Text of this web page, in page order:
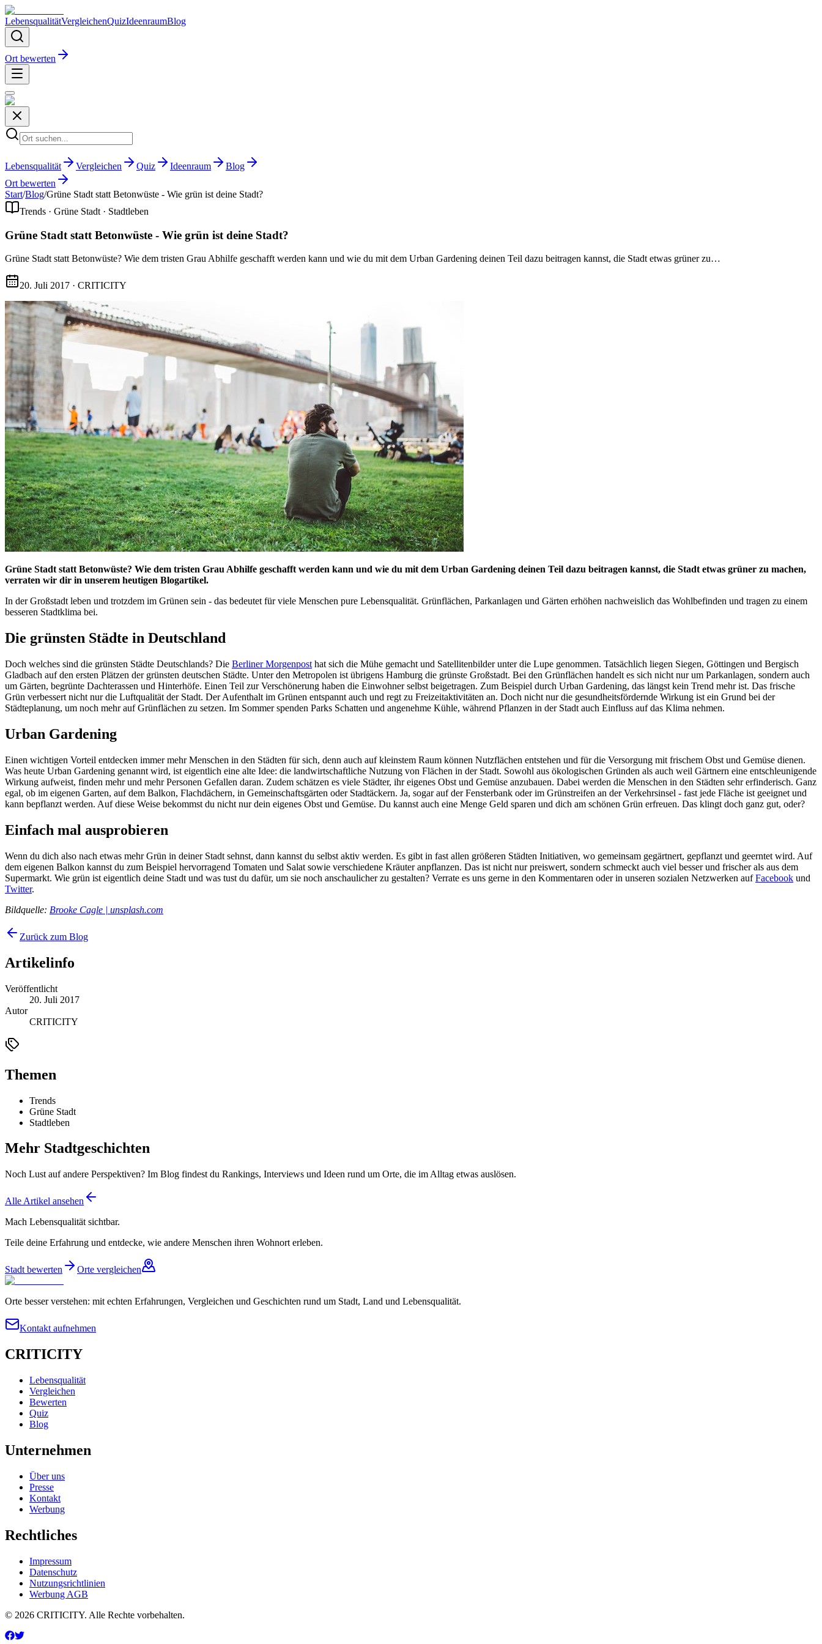
LebensqualitätVergleichenQuizIdeenraumBlog
Ort bewerten
Lebensqualität Vergleichen Quiz Ideenraum
Blog
Ort bewerten
Start/Blog/Grüne Stadt statt Betonwüste - Wie grün ist deine Stadt?
Trends · Grüne Stadt · Stadtleben
Grüne Stadt statt Betonwüste - Wie grün ist deine Stadt?
Grüne Stadt statt Betonwüste? Wie dem tristen Grau Abhilfe geschafft werden kann und wie du mit dem Urban Gardening deinen Teil dazu beitragen kannst, die Stadt etwas grüner zu…
20. Juli 2017 · CRITICITY
Grüne Stadt statt Betonwüste? Wie dem tristen Grau Abhilfe geschafft werden kann und wie du mit dem Urban Gardening deinen Teil dazu beitragen kannst, die Stadt etwas grüner zu machen,
verraten wir dir in unserem heutigen Blogartikel.
In der Großstadt leben und trotzdem im Grünen sein - das bedeutet für viele Menschen pure Lebensqualität. Grünflächen, Parkanlagen und Gärten erhöhen nachweislich das Wohlbefinden und tragen zu einem
besseren Stadtklima bei.
Die grünsten Städte in Deutschland
Doch welches sind die grünsten Städte Deutschlands? Die Berliner Morgenpost hat sich die Mühe gemacht und Satellitenbilder unter die Lupe genommen. Tatsächlich liegen Siegen, Göttingen und Bergisch
Gladbach auf den ersten Plätzen der grünsten deutschen Städte. Unter den Metropolen ist übrigens Hamburg die grünste Großstadt. Bei den Grünflächen handelt es sich nicht nur um Parkanlagen, sondern auch
um Gärten, begrünte Dachterassen und Hinterhöfe. Einen Teil zur Verschönerung haben die Einwohner selbst beigetragen. Zum Beispiel durch Urban Gardening, das längst kein Trend mehr ist. Das frische
Grün verbessert nicht nur die Luftqualität der Stadt. Der Aufenthalt im Grünen entspannt auch und regt zu Freizeitaktivitäten an. Doch nicht nur die gesundheitsfördernde Wirkung ist ein Grund bei der
Städteplanung, um noch mehr auf Grünflächen zu setzen. Im Sommer spenden Parks Schatten und angenehme Kühle, während Pflanzen in der Stadt auch Einfluss auf das Klima nehmen.
Urban Gardening
Einen wichtigen Vorteil entdecken immer mehr Menschen in den Städten für sich, denn auch auf kleinstem Raum können Nutzflächen entstehen und für die Versorgung mit frischem Obst und Gemüse dienen.
Was heute Urban Gardening genannt wird, ist eigentlich eine alte Idee: die landwirtschaftliche Nutzung von Flächen in der Stadt. Sowohl aus ökologischen Gründen als auch weil Gärtnern eine entschleunigende
Wirkung aufweist, finden mehr und mehr Personen Gefallen daran. Zudem schätzen es viele Städter, ihr eigenes Obst und Gemüse anzubauen. Dabei werden die Menschen in den Städten sehr erfinderisch. Ganz
egal, ob im eigenen Garten, auf dem Balkon, Flachdächern, in Gemeinschaftsgärten oder Stadtäckern. Ja, sogar auf der Fensterbank oder im Grünstreifen an der Verkehrsinsel - fast jede Fläche ist geeignet und
kann bepflanzt werden. Auf diese Weise bekommst du nicht nur dein eigenes Obst und Gemüse. Du kannst auch eine Menge Geld sparen und dich am schönen Grün erfreuen. Das klingt doch ganz gut, oder?
Einfach mal ausprobieren
Wenn du dich also nach etwas mehr Grün in deiner Stadt sehnst, dann kannst du selbst aktiv werden. Es gibt in fast allen größeren Städten Initiativen, wo gemeinsam gegärtnert, gepflanzt und geerntet wird. Auf
dem eigenen Balkon kannst du zum Beispiel hervorragend Tomaten und Salat sowie verschiedene Kräuter anpflanzen. Das ist nicht nur preiswert, sondern schmeckt auch viel besser und frischer als aus dem
Supermarkt. Wie grün ist eigentlich deine Stadt und was tust du dafür, um sie noch anschaulicher zu gestalten? Verrate es uns gerne in den Kommentaren oder in unseren sozialen Netzwerken aufFacebook und
Twitter.
Bildquelle: Brooke Cagle | unsplash.com
Zurück zum Blog
Artikelinfo
Veröffentlicht
20. Juli 2017
Autor
CRITICITY
Themen
Trends
Grüne Stadt
Stadtleben
Mehr Stadtgeschichten
Noch Lust auf andere Perspektiven? Im Blog findest du Rankings, Interviews und Ideen rund um Orte, die im Alltag etwas auslösen.
Alle Artikel ansehen
Mach Lebensqualität sichtbar.
Teile deine Erfahrung und entdecke, wie andere Menschen ihren Wohnort erleben.
Stadt bewerten Orte vergleichen
Orte besser verstehen: mit echten Erfahrungen, Vergleichen und Geschichten rund um Stadt, Land und Lebensqualität.
Kontakt aufnehmen
CRITICITY
Lebensqualität
Vergleichen
Bewerten
Quiz
Blog
Unternehmen
Über uns
Presse
Kontakt
Werbung
Rechtliches
Impressum
Datenschutz
Nutzungsrichtlinien
Werbung AGB
© 2026 CRITICITY. Alle Rechte vorbehalten.